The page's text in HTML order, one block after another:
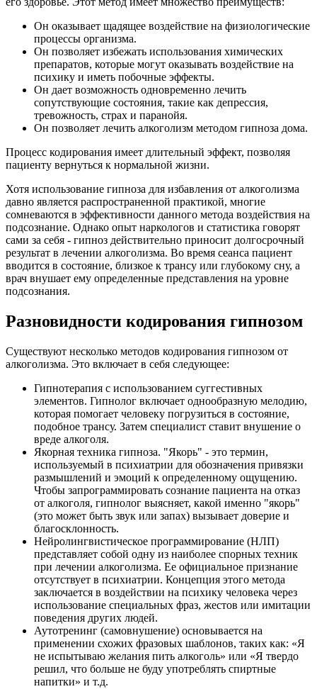
Он оказывает щадящее воздействие на физиологические
процессы организма.
Он позволяет избежать использования химических
препаратов, которые могут оказывать воздействие на
психику и иметь побочные эффекты.
Он дает возможность одновременно лечить
сопутствующие состояния, такие как депрессия,
тревожность, страх и паранойя.
Он позволяет лечить алкоголизм методом гипноза дома.
Процесс кодирования имеет длительный эффект, позволяя
пациенту вернуться к нормальной жизни.
Хотя использование гипноза для избавления от алкоголизма
давно является распространенной практикой, многие
сомневаются в эффективности данного метода воздействия на
подсознание. Однако опыт наркологов и статистика говорят
сами за себя - гипноз действительно приносит долгосрочный
результат в лечении алкоголизма. Во время сеанса пациент
вводится в состояние, близкое к трансу или глубокому сну, а
врач внушает ему определенные представления на уровне
подсознания.
Разновидности кодирования гипнозом
Существуют несколько методов кодирования гипнозом от
алкоголизма. Это включает в себя следующее:
Гипнотерапия с использованием суггестивных
элементов. Гипнолог включает однообразную мелодию,
которая помогает человеку погрузиться в состояние,
подобное трансу. Затем специалист ставит внушение о
вреде алкоголя.
Якорная техника гипноза. "Якорь" - это термин,
используемый в психиатрии для обозначения привязки
размышлений и эмоций к определенному ощущению.
Чтобы запрограммировать сознание пациента на отказ
от алкоголя, гипнолог выясняет, какой именно "якорь"
(это может быть звук или запах) вызывает доверие и
благосклонность.
Нейролингвистическое программирование (НЛП)
представляет собой одну из наиболее спорных техник
при лечении алкоголизма. Ее официальное признание
отсутствует в психиатрии. Концепция этого метода
заключается в воздействии на психику человека через
использование специальных фраз, жестов или имитации
поведения других людей.
Аутотренинг (самовнушение) основывается на
применении схожих фразовых шаблонов, таких как: «Я
не испытываю желания пить алкоголь» или «Я твердо
решил, что больше не буду употреблять спиртные
напитки» и т.д.